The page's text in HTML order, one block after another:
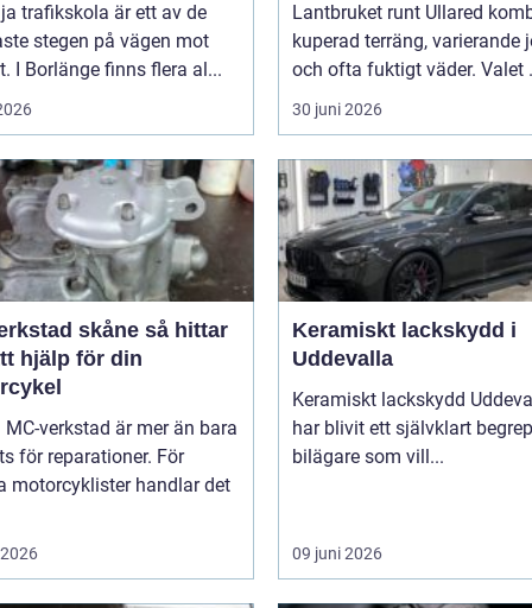
trafikskola är ett av de
stegen på vägen mot
I Borlänge finns flera al...
Lantbruket runt Ullared
kuperad terräng, varierande
och ofta fuktigt väder. Valet
30 juni 2026
skåne så hittar
hjälp för din
MC-verkstad är mer än bara
för reparationer. För
motorcyklister handlar det
Keramiskt lackskydd i
Uddevalla
Keramiskt lackskydd
har blivit ett självklart
bilägare som vill...
09 juni 2026